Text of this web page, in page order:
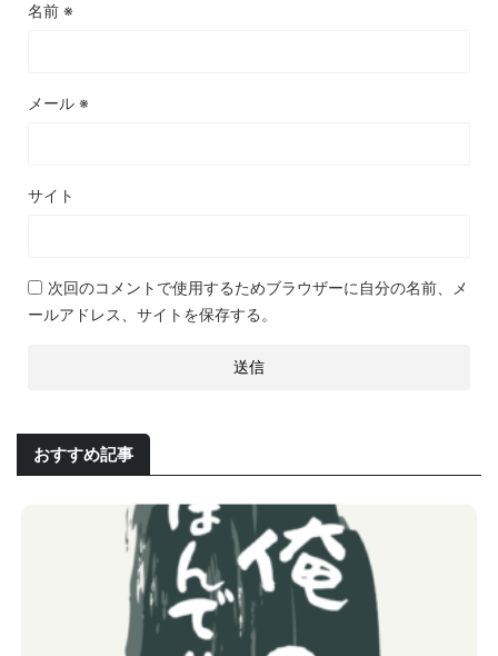
名前 ※
メール ※
サイト
次回のコメントで使用するためブラウザーに自分の名前、メ
ールアドレス、サイトを保存する。
おすすめ記事